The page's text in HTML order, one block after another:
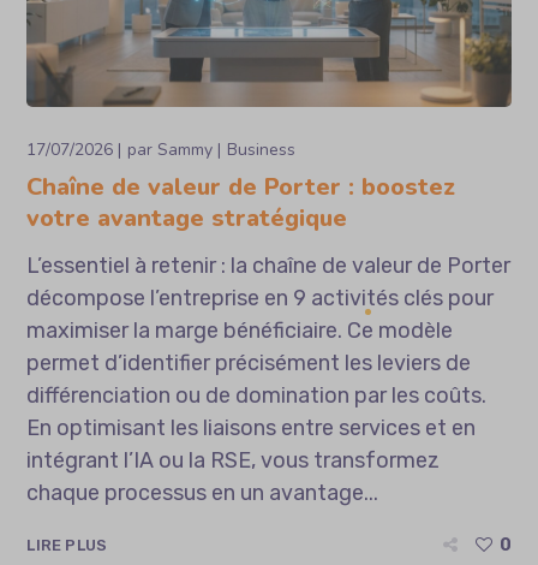
17/07/2026 parSammy Business
Chaîne de valeur de Porter : boostez
votre avantage stratégique
L’essentiel à retenir : la chaîne de valeur de Porter
décompose l’entreprise en 9 activités clés pour
maximiser la marge bénéficiaire. Ce modèle
permet d’identifier précisément les leviers de
différenciation ou de domination par les coûts.
En optimisant les liaisons entre services et en
intégrant l’IA ou la RSE, vous transformez
chaque processus en un avantage...
LIRE PLUS 0